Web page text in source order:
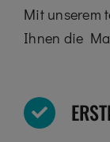
Mit unserem
Ihnen die